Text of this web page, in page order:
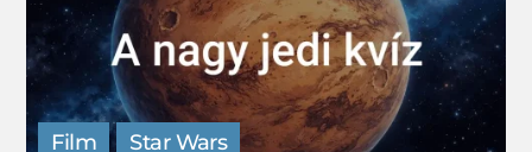
Film Star Wars